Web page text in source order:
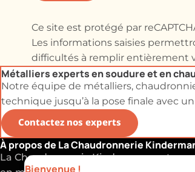
Ce site est protégé par
Les informations saisies
difficultés à remplir entièrement
Métalliers experts en soudure et en
Notre équipe de métalliers,
technique jusqu’à la pose finale avec
Contactez nos experts
Bienvenue !
À propos de La Chaudronnerie
La Chaudronnerie Kindermans est